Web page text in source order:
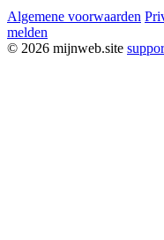
Algemene voorwaarden
melden
© 2026 mijnweb.site